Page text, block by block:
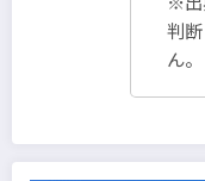
判
ん。